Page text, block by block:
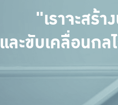
"เราจะสร้
และขับเคลื่อนก